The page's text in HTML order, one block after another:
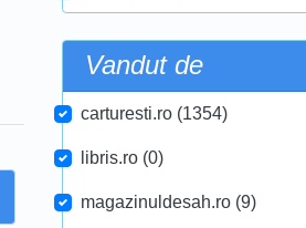
Vandut de
carturesti.ro (1354)
libris.ro (0)
magazinuldesah.ro (9)